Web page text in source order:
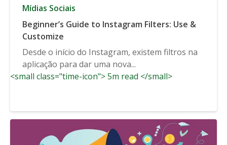
Mídias Sociais
Beginner’s Guide to Instagram Filters: Use &
Customize
Desde o início do Instagram, existem filtros na
aplicação para dar uma nova...
<small class="time-icon"> 5m read </small>